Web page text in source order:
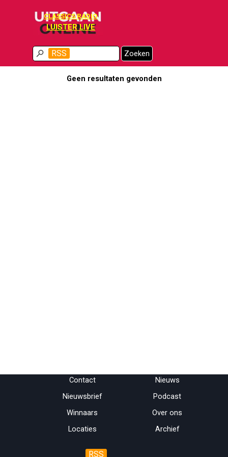
CLASSICS RADIO
LUISTER LIVE
Zoeken
RSS
Menu overslaan
Geen resultaten gevonden
Menu overslaan
Contact
Nieuws
Nieuwsbrief
Podcast
Winnaars
Over ons
Locaties
Archief
RSS